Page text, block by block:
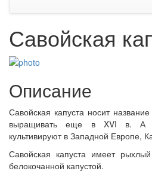
Савойская
Описание
Савойская капуста носит
выращивать еще в XVI в. А
культивируют в Западной Европе,
Савойская капуста имеет
белокочанной капустой.